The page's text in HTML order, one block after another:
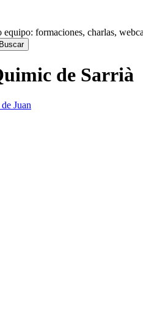
formaciones, charlas,
de Sarrià
Juan